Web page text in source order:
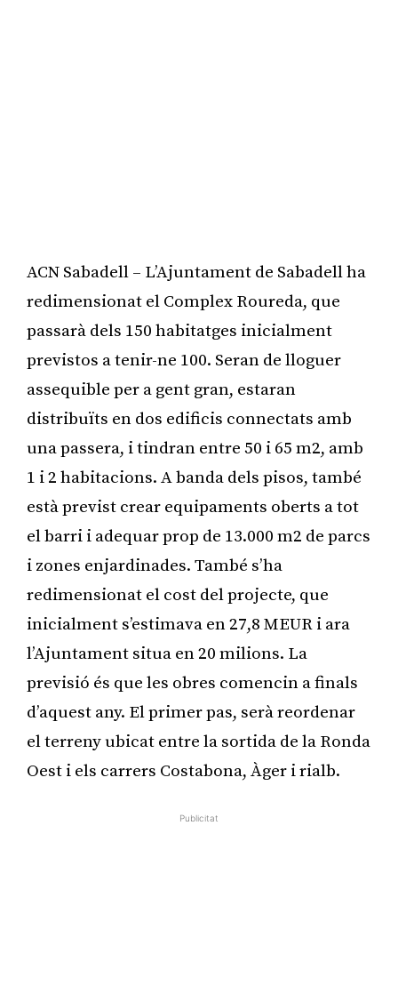
ACN Sabadell – L’Ajuntament de Sabadell ha
redimensionat el Complex Roureda, que
passarà dels 150 habitatges inicialment
previstos a tenir-ne 100. Seran de lloguer
assequible per a gent gran, estaran
distribuïts en dos edificis connectats amb
una passera, i tindran entre 50 i 65 m2, amb
1 i 2 habitacions. A banda dels pisos, també
està previst crear equipaments oberts a tot
el barri i adequar prop de 13.000 m2 de parcs
i zones enjardinades. També s’ha
redimensionat el cost del projecte, que
inicialment s’estimava en 27,8 MEUR i ara
l’Ajuntament situa en 20 milions. La
previsió és que les obres comencin a finals
d’aquest any. El primer pas, serà reordenar
el terreny ubicat entre la sortida de la Ronda
Oest i els carrers Costabona, Àger i rialb.
Publicitat